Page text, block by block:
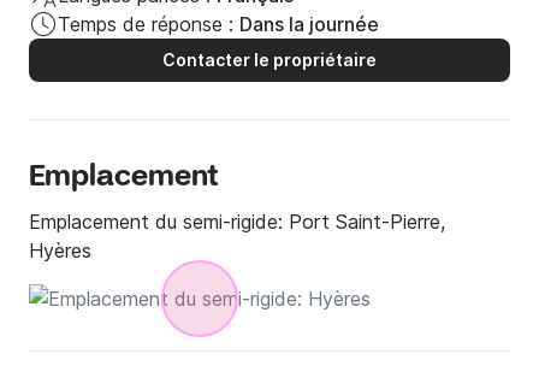
Temps de réponse : Dans la journée
Contacter le propriétaire
Emplacement
Emplacement du semi-rigide: Port Saint-Pierre,
Hyères